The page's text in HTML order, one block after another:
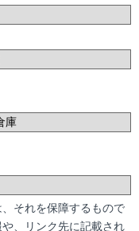
庫
それを保障するもので
、リンク先に記載され